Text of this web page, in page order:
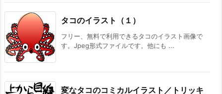
タコのイラスト（１）
フリー、無料で利用できるタコのイラスト画像で
す。Jpeg形式ファイルです。他にも ...
変なタコのコミカルイラスト／トリッキ